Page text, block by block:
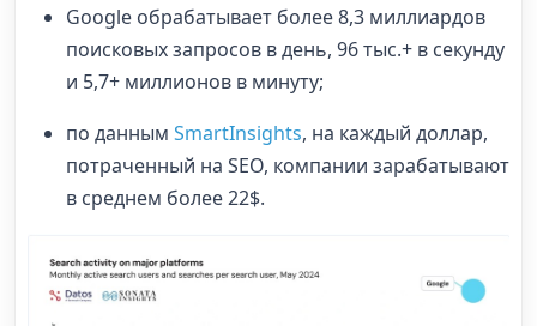
Google обрабатывает более 8,3 миллиардов
поисковых запросов в день, 96 тыс.+ в секунду
и 5,7+ миллионов в минуту;
по данным SmartInsights, на каждый доллар,
потраченный на SEO, компании зарабатывают
в среднем более 22$.